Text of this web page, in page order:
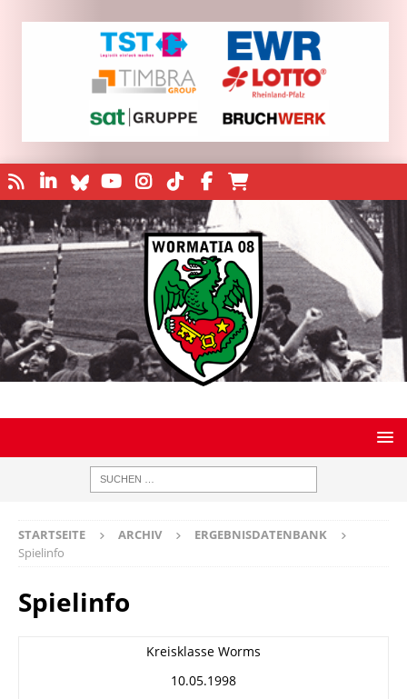
STARTSEITE ARCHIV
ERGEBNISDATENBANK
Spielinfo
Spielinfo
Kreisklasse Worms
10.05.1998